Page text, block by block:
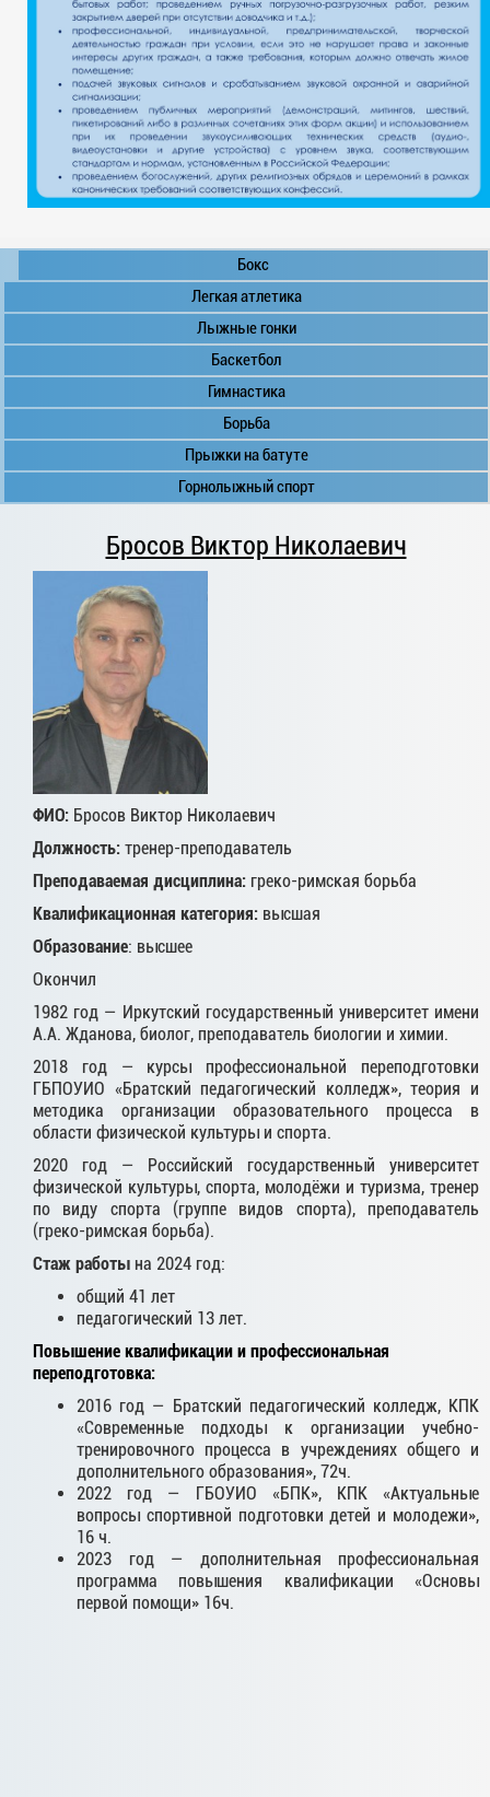
Бокс
Легкая атлетика
Лыжные гонки
Баскетбол
Гимнастика
Борьба
Прыжки на батуте
Горнолыжный спорт
Бросов Виктор Николаевич
ФИО: Бросов Виктор Николаевич
Должность: тренер-преподаватель
Преподаваемая дисциплина: греко-римская борьба
Квалификационная категория: высшая
Образование: высшее
Окончил
1982 год — Иркутский государственный университет имени
А.А. Жданова, биолог, преподаватель биологии и химии.
2018 год — курсы профессиональной переподготовки
ГБПОУИО «Братский педагогический колледж», теория и
методика организации образовательного процесса в
области физической культуры и спорта.
2020 год — Российский государственный университет
физической культуры, спорта, молодёжи и туризма, тренер
по виду спорта (группе видов спорта), преподаватель
(греко-римская борьба).
Стаж работы на 2024 год:
общий 41 лет
педагогический 13 лет.
Повышение квалификации и профессиональная
переподготовка:
2016 год — Братский педагогический колледж, КПК
«Современные подходы к организации учебно-
тренировочного процесса в учреждениях общего и
дополнительного образования», 72ч.
2022 год — ГБОУИО «БПК», КПК «Актуальные
вопросы спортивной подготовки детей и молодежи»,
16 ч.
2023 год — дополнительная профессиональная
программа повышения квалификации «Основы
первой помощи» 16ч.